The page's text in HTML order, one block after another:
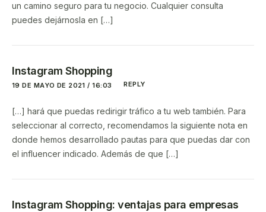
un camino seguro para tu negocio. Cualquier consulta
puedes dejárnosla en […]
Instagram Shopping
19 DE MAYO DE 2021 / 16:03 REPLY
[…] hará que puedas redirigir tráfico a tu web también. Para
seleccionar al correcto, recomendamos la siguiente nota en
donde hemos desarrollado pautas para que puedas dar con
el influencer indicado. Además de que […]
Instagram Shopping: ventajas para empresas